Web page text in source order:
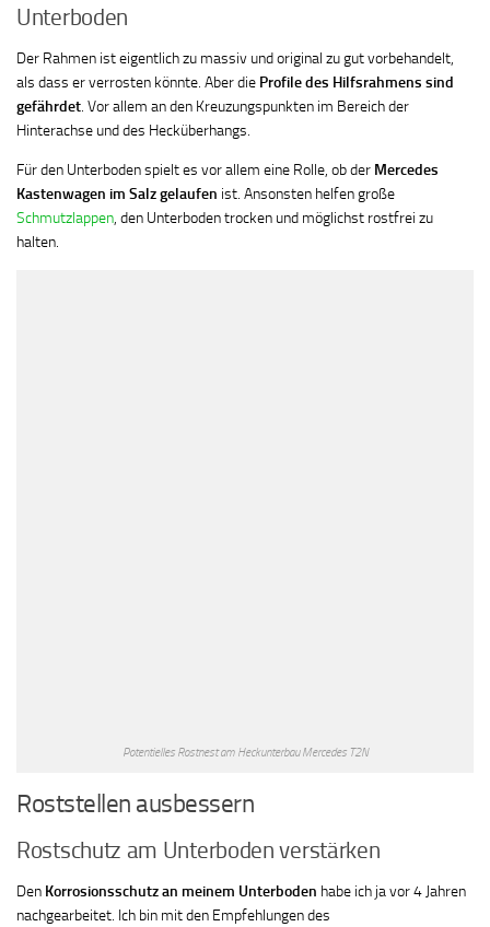
Unterboden
Der Rahmen ist eigentlich zu massiv und original zu gut vorbehandelt,
als dass er verrosten könnte. Aber die Profile des Hilfsrahmens sind
gefährdet. Vor allem an den Kreuzungspunkten im Bereich der
Hinterachse und des Hecküberhangs.
Für den Unterboden spielt es vor allem eine Rolle, ob der Mercedes
Kastenwagen im Salz gelaufen ist. Ansonsten helfen große
Schmutzlappen, den Unterboden trocken und möglichst rostfrei zu
halten.
Potentielles Rostnest am Heckunterbau Mercedes T2N
Roststellen ausbessern
Rostschutz am Unterboden verstärken
Den Korrosionsschutz an meinem Unterboden habe ich ja vor 4 Jahren
nachgearbeitet. Ich bin mit den Empfehlungen des